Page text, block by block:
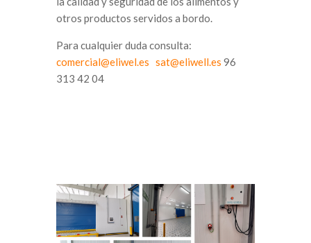
otros productos servidos a bordo.
Para cualquier duda consulta:
comercial@eliwel.es sat@eliwell.es 96
313 42 04